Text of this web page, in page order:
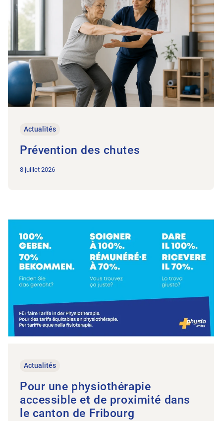
Actualités
Prévention des chutes
8 juillet 2026
Actualités
Pour une physiothérapie
accessible et de proximité dans
le canton de Fribourg